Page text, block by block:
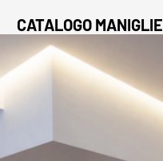
CATALOGO MANIGLIE